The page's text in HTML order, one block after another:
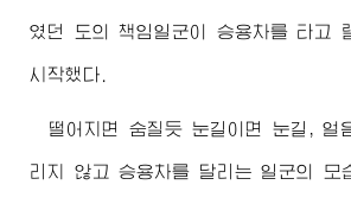
였던 도의 책임일군이 승용차를 타고
시작했다.
떨어지면 숨질듯 눈길이면 눈길, 얼
리지 않고 승용차를 달리는 일군의 모